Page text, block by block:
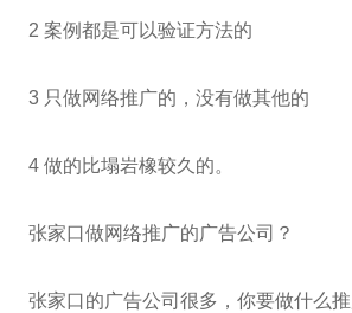
2 案例都是可以验证方法的
3 只做网络推广的，没有做其他的
4 做的比塌岩橡较久的。
张家口做网络推广的广告公司？
张家口的广告公司很多，你要做什么推